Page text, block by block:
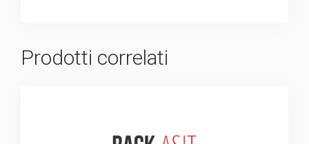
Prodotti correlati